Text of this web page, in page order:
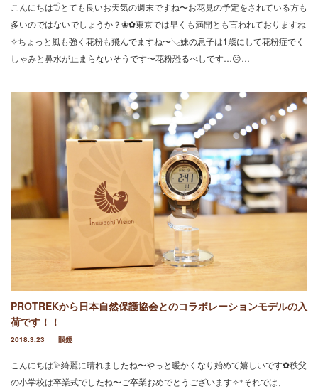
こんにちは𓅿とても良いお天気の週末ですね〜お花見の予定をされている方も
多いのではないでしょうか？❀✿東京では早くも満開とも言われておりますね
✧ちょっと風も強く花粉も飛んでますね〜𓂅妹の息子は1歳にして花粉症でく
しゃみと鼻水が止まらないそうです〜花粉恐るべしです…☹︎…
PROTREKから日本自然保護協会とのコラボレーションモデルの入
荷です！！
2018.3.23 眼鏡
こんにちは𓅫綺麗に晴れましたね〜やっと暖かくなり始めて嬉しいです✿秩父
の小学校は卒業式でしたね〜ご卒業おめでとうございます✧⁺それでは、